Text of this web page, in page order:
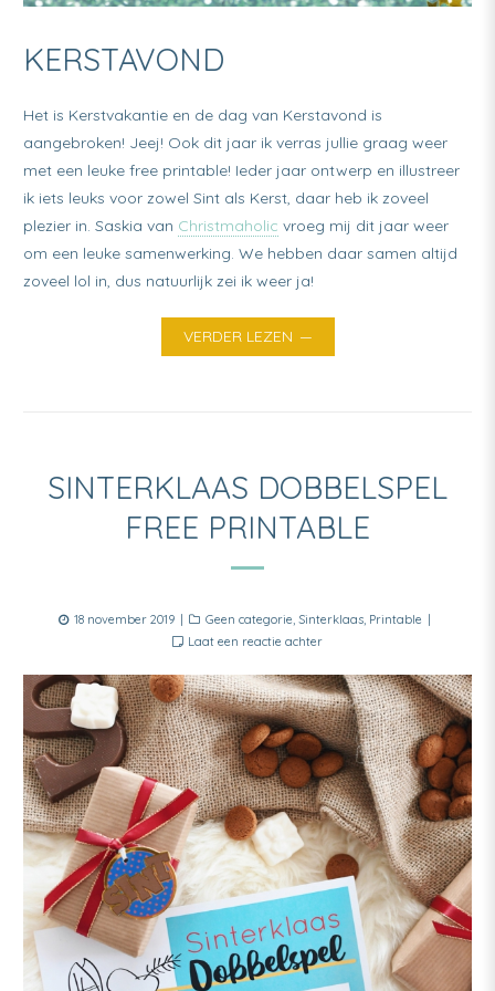
KERSTAVOND
Het is Kerstvakantie en de dag van Kerstavond is
aangebroken! Jeej! Ook dit jaar ik verras jullie graag weer
met een leuke free printable! Ieder jaar ontwerp en illustreer
ik iets leuks voor zowel Sint als Kerst, daar heb ik zoveel
plezier in. Saskia van Christmaholic vroeg mij dit jaar weer
om een leuke samenwerking. We hebben daar samen altijd
zoveel lol in, dus natuurlijk zei ik weer ja!
VERDER LEZEN
SINTERKLAAS DOBBELSPEL
FREE PRINTABLE
Posted
18 november 2019 Categories
Geen categorie Sinterklaas Printable
Laat een reactie achter